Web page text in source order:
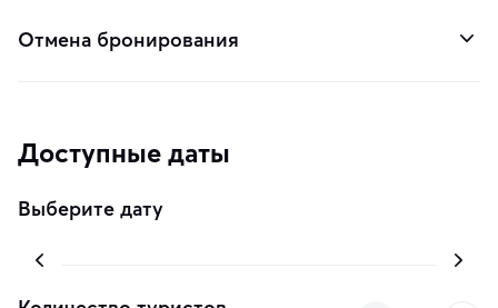
Отмена бронирования
Доступные даты
Выберите дату